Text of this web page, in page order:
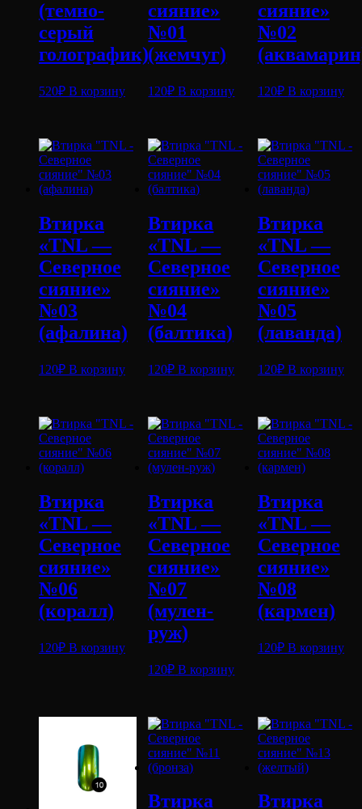
(темно-
серый
голографик)
520₽ В корзину
сияние»
№01
(жемчуг)
120₽ В корзину
сияние»
№02
120₽ В корзину
Втирка
«TNL —
Северное
сияние»
№03
(афалина)
120₽ В корзину
Втирка
«TNL —
Северное
сияние»
№04
(балтика)
120₽ В корзину
Втирка
«TNL —
Северное
сияние»
№05
(лаванда)
120₽ В корзину
Втирка
«TNL —
Северное
сияние»
№06
(коралл)
120₽ В корзину
Втирка
«TNL —
Северное
сияние»
№07
(мулен-
руж)
120₽ В корзину
Втирка
«TNL —
Северное
сияние»
№08
(кармен)
120₽ В корзину
Втирка
Втирка